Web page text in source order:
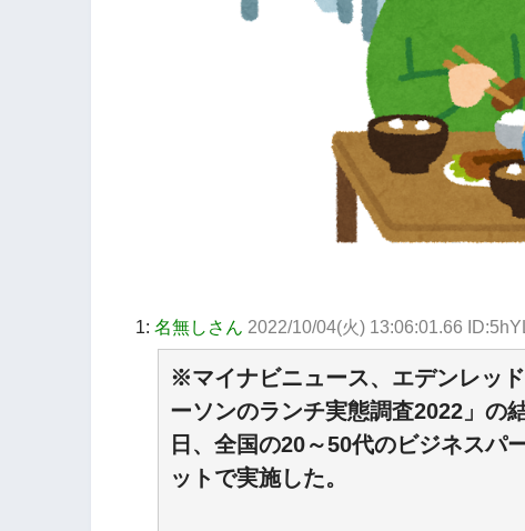
1: 名無しさん 2022/10/04(火) 13:06:01.66
※マイナビニュース、エデンレッ
ーソンのランチ実態調査2022」の
日、全国の20～50代のビジネスパ
ットで実施した。